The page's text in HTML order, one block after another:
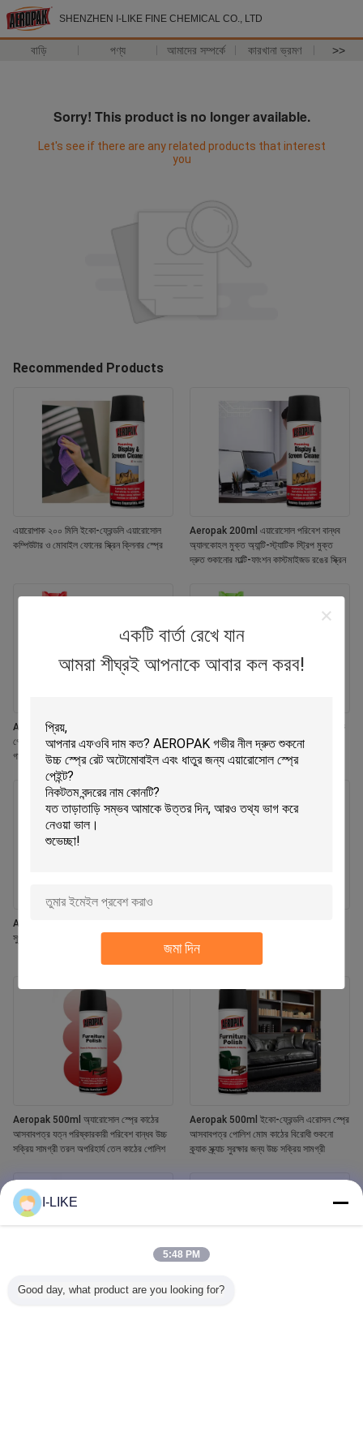
SHENZHEN I-LIKE FINE CHEMICAL CO., LTD
বাড়ি পণ্য আমাদের সম্পর্কে কারখানা ভ্রমণ >>
একটি বার্তা রেখে যান
আমরা শীঘ্রই আপনাকে আবার কল করব!
জমা দিন
Sorry! This product is no longer available.
Let's see if there are any related products that interest
you
Recommended Products
এয়ারোপাক ২০০ মিলি ইকো-ফ্রেন্ডলি এয়ারোসোল
কম্পিউটার ও মোবাইল ফোনের স্ক্রিন ক্লিনার স্প্রে
Aeropak 200ml এয়ারোসোল পরিবেশ বান্ধব
অ্যালকোহল মুক্ত অ্যান্টি-স্ট্যাটিক স্ট্রিপ মুক্ত
দ্রুত শুকানোর মাল্টি-ফাংশন কাস্টমাইজড রঙের স্ক্রিন
Aeropak 330ml পরিবেশ বান্ধব এয়ারোসোল
গোলাপী সুগন্ধি এয়ার ফ্রেশনার স্প্রে হোম এবং
গাড়ির অভ্যন্তরীণ ব্যবহারের জন্য দীর্ঘস্থায়ী
Aeropak 330ml অ্যারোসোল জাসমিন স্ফটিক
ব্যবহার কার্যকর গন্ধ নির্মূলকারী দীর্ঘস্থায়ী পরিবেশ
বান্ধব পোষা প্রাণী-নিরাপদ শিশু-নিরাপদ এয়ার
ফ্রেশনার
Aeropak 330ml এয়ারোসোল তাজা ইয়াসমিন
সুগন্ধি এয়ার ফ্রেশনার স্প্রে
মুক্ত দ্রুত-শুষ্ক পরিষ্কারের স্প্রে
Aeropak 500ml অ্যারোসোল স্প্রে কাঠের
আসবাবপত্র যত্ন পরিষ্কারকারী পরিবেশ বান্ধব উচ্চ
সক্রিয় সামগ্রী তরল অপরিহার্য তেল কাঠের পোলিশ
Aeropak 500ml ইকো-ফ্রেন্ডলি এরোসল স্প্রে
আসবাবপত্র পোলিশ মোম কাঠের বিরোধী শুকনো
ক্র্যাক স্ক্র্যাচ সুরক্ষার জন্য উচ্চ সক্রিয় সামগ্রী
I-LIKE
5:48 PM
Good day, what product are you looking for?